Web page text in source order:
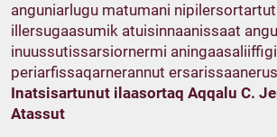
anguniarlugu matumani
illersugaasumik atuisinnaanissaat
inuussutissarsiornermi
periarfissaqarnerannut
Inatsisartunut ilaasortaq Aqqalu C.
Atassut